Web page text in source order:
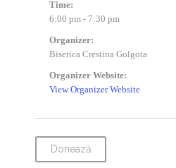
Time:
6:00 pm - 7:30 pm
Organizer:
Biserica Crestina Golgota
Organizer Website:
View Organizer Website
Donează